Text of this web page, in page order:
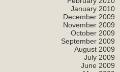
January 2010
December 2009
November 2009
October 2009
September 2009
August 2009
July 2009
June 2009